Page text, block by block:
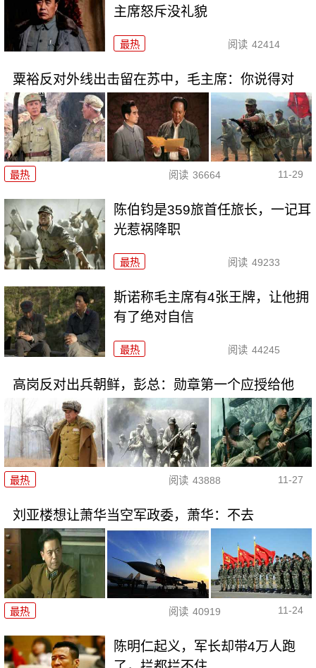
主席怒斥没礼貌
最热 阅读 42414
粟裕反对外线出击留在苏中，毛主席：你说得对
最热 阅读 36664 11-29
陈伯钧是359旅首任旅长，一记耳
光惹祸降职
最热 阅读 49233
斯诺称毛主席有4张王牌，让他拥
有了绝对自信
最热 阅读 44245
高岗反对出兵朝鲜，彭总：勋章第一个应授给他
最热 阅读 43888 11-27
刘亚楼想让萧华当空军政委，萧华：不去
最热 阅读 40919 11-24
陈明仁起义，军长却带4万人跑